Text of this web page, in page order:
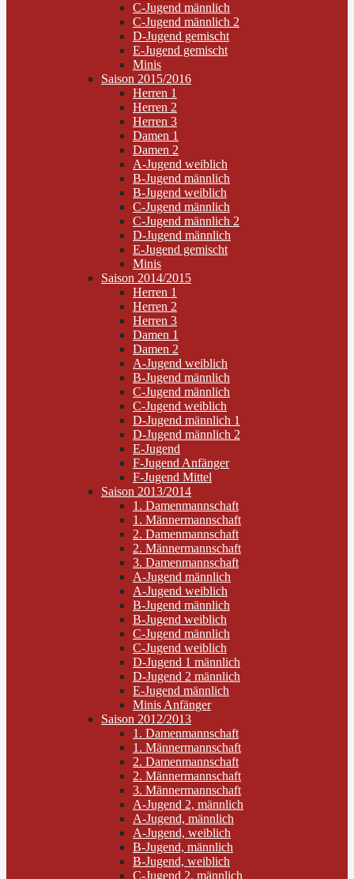
C-Jugend männlich
C-Jugend männlich 2
D-Jugend gemischt
E-Jugend gemischt
Minis
Saison 2015/2016
Herren 1
Herren 2
Herren 3
Damen 1
Damen 2
A-Jugend weiblich
B-Jugend männlich
B-Jugend weiblich
C-Jugend männlich
C-Jugend männlich 2
D-Jugend männlich
E-Jugend gemischt
Minis
Saison 2014/2015
Herren 1
Herren 2
Herren 3
Damen 1
Damen 2
A-Jugend weiblich
B-Jugend männlich
C-Jugend männlich
C-Jugend weiblich
D-Jugend männlich 1
D-Jugend männlich 2
E-Jugend
F-Jugend Anfänger
F-Jugend Mittel
Saison 2013/2014
1. Damenmannschaft
1. Männermannschaft
2. Damenmannschaft
2. Männermannschaft
3. Damenmannschaft
A-Jugend männlich
A-Jugend weiblich
B-Jugend männlich
B-Jugend weiblich
C-Jugend männlich
C-Jugend weiblich
D-Jugend 1 männlich
D-Jugend 2 männlich
E-Jugend männlich
Minis Anfänger
Saison 2012/2013
1. Damenmannschaft
1. Männermannschaft
2. Damenmannschaft
2. Männermannschaft
3. Männermannschaft
A-Jugend 2, männlich
A-Jugend, männlich
A-Jugend, weiblich
B-Jugend, männlich
B-Jugend, weiblich
C-Jugend 2, männlich